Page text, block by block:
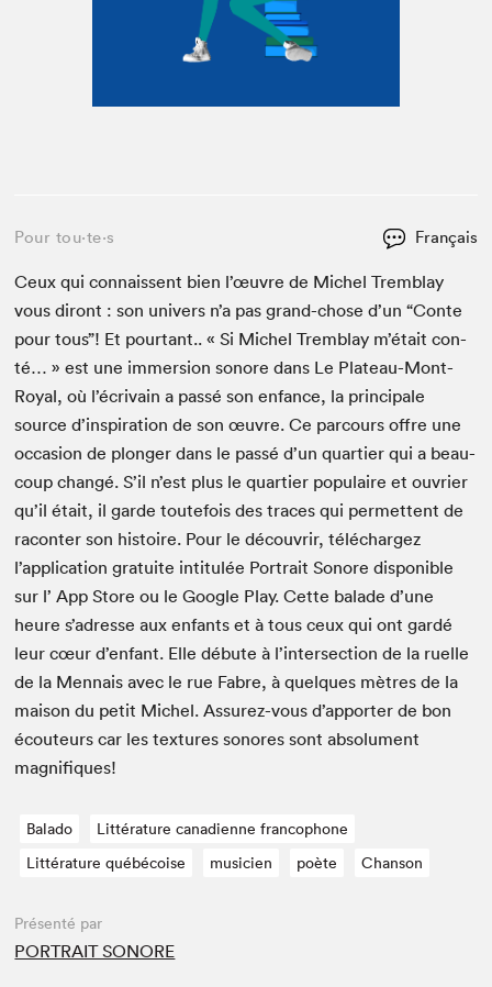
Pour tou⋅te⋅s Français
Ceux qui con­nais­sent bien l’œuvre de Michel Trem­blay
vous diront : son univers n’a pas grand-chose d’un“Con­te
pour tous”! Et pour­tant.. « Si Michel Trem­blay m’était con­
té… » est une immer­sion sonore dans Le Plateau-Mont-
Roy­al, où l’écrivain a passé son enfance, la prin­ci­pale
source d’inspiration de son œuvre. Ce par­cours offre une
occa­sion de plonger dans le passé d’un quarti­er qui a beau­
coup changé. S’il n’est plus le quarti­er pop­u­laire et ouvri­er
qu’il était, il garde toute­fois des traces qui per­me­t­tent de
racon­ter son his­toire. Pour le décou­vrir, téléchargez
l’application gra­tu­ite inti­t­ulée Por­trait Sonore disponible
sur l’ App Store ou le Google Play. Cette balade d’une
heure s’adresse aux enfants et à tous ceux qui ont gardé
leur cœur d’enfant. Elle débute à l’in­ter­sec­tion de la ruelle
de la Men­nais avec le rue Fab­re, à quelques mètres de la
mai­son du petit Michel. Assurez-vous d’ap­porter de bon
écou­teurs car les tex­tures sonores sont absol­u­ment
magnifiques!
Balado
Littérature canadienne francophone
Littérature québécoise
musicien poète Chanson
Présenté par
PORTRAIT SONORE